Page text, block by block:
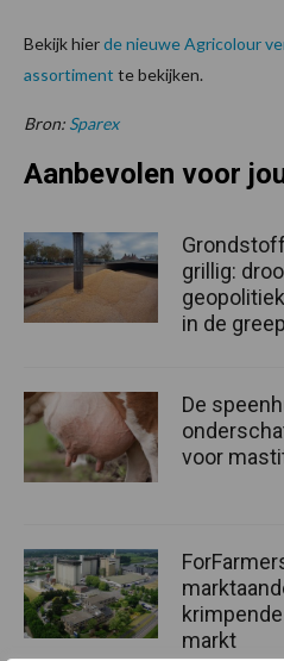
Bekijk hierde nieuwe Agricolour
assortiment te bekijken.
Bron: Sparex
Aanbevolen voor
grillig:
in de greep
De
voor
markt